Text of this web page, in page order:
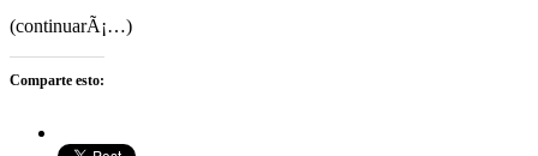
(continuarÃ¡…)
Comparte esto: